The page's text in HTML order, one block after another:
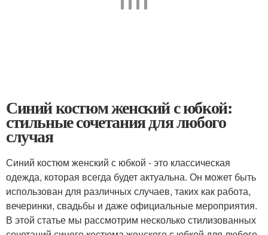
Синий костюм женский с юбкой:
стильные сочетания для любого
случая
Синий костюм женский с юбкой - это классическая
одежда, которая всегда будет актуальна. Он может быть
использован для различных случаев, таких как работа,
вечеринки, свадьбы и даже официальные мероприятия.
В этой статье мы рассмотрим несколько стилизованных